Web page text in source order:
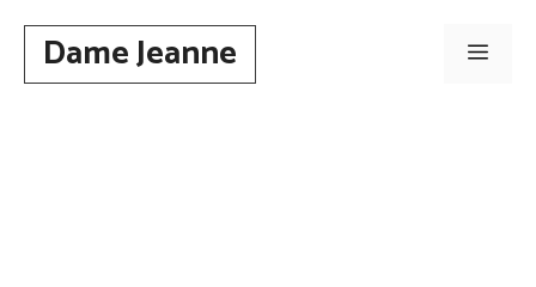
contenuDame Jeanne Menu